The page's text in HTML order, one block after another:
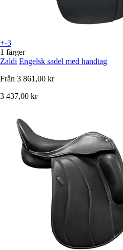
+-3
1 färger
Zaldi Engelsk sadel med handtag
Från 3 861,00 kr
3 437,00 kr